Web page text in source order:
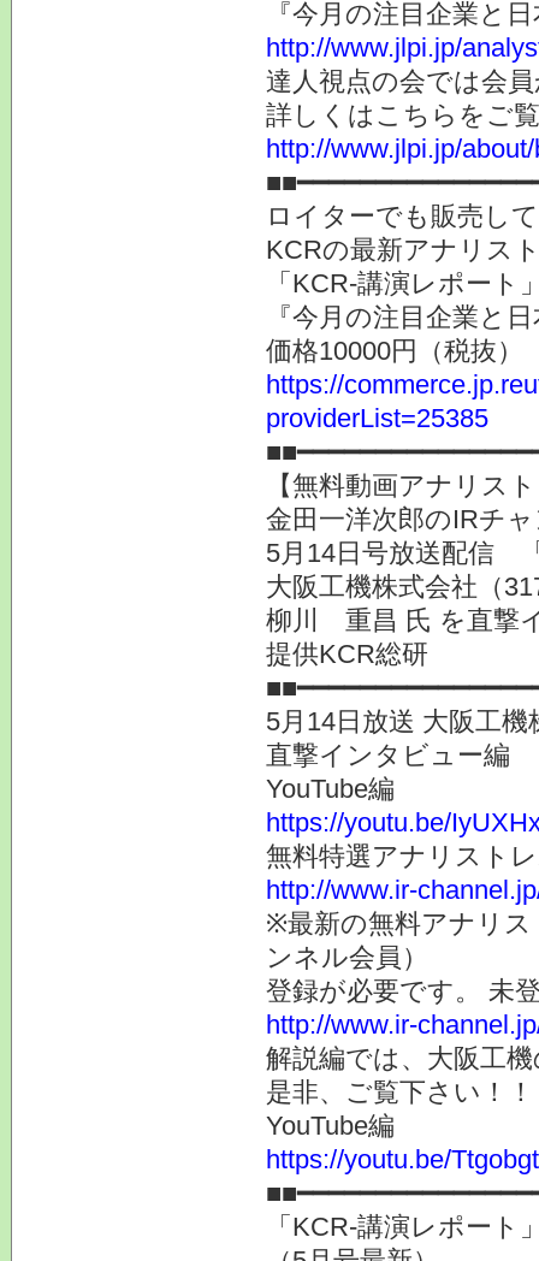
『今月の注目企業と
http://www.jlpi.jp/
達人視点の会では会
詳しくはこちらをご
http://www.jlpi.jp/
ロイターでも販売し
KCRの最新アナリス
「KCR-講演レポー
『今月の注目企業と
価格10000円（税抜）
https://
providerList=25385
【無料動画アナリス
金田一洋次郎のIRチ
5月14日号放送配信
大阪工機株式会社（
柳川 重昌 氏 を直撃
提供KCR総研
5月14日放送 大阪工
直撃インタビュー編
YouTube編
https://youtu.be/
無料特選アナリスト
http://www.ir-
※最新の無料アナリ
ンネル会員）
登録が必要です。 未
http://www.ir-
解説編では、大阪工
是非、ご覧下さい！！
YouTube編
https://youtu.be/
「KCR-講演レポー